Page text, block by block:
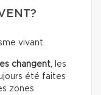
vivant.
changent, les
été faites
zones